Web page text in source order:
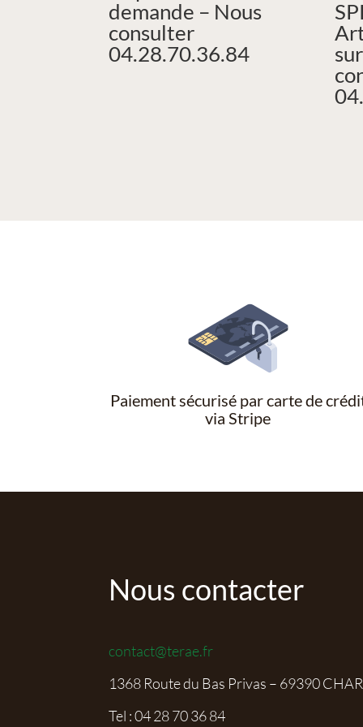
demande – Nous
consulter
04.28.70.36.84
Paiement sécurisé par carte de
via Stripe
Nous contacter
contact@terae.fr
1368 Route du Bas Privas – 69390
Tel :04 28 70 36 84